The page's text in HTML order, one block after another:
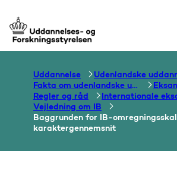
Gå til forsiden
Uddannelse
Fakta om udenlandske uddannelser
Regler og råd
Internationale
Vejledning om IB
Baggrunden for IB-
karaktergennemsnit